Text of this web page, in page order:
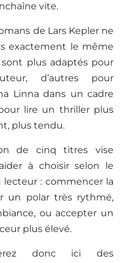
vite.
de Lars Kepler ne
exactement le même
sont plus adaptés pour
d’autres pour
Linna dans un cadre
lire un thriller plus
plus tendu.
de cinq titres vise
à choisir selon le
lecteur : commencer la
un polar très rythmé,
ou accepter un
plus élevé.
donc ici des